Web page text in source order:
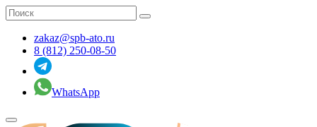
zakaz@spb-ato.ru
8 (812) 250-08-50
WhatsApp